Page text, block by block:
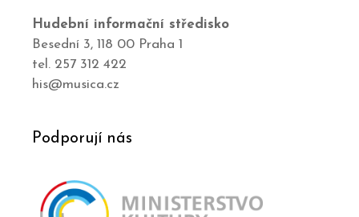
Hudební informační středisko
Besední 3, 118 00 Praha 1
tel. 257 312 422
his@musica.cz
Podporují nás